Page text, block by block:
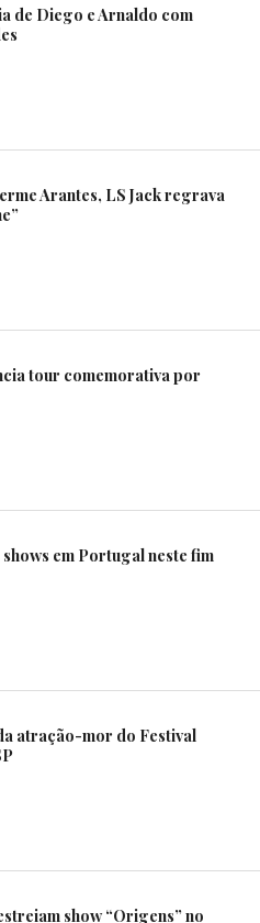
de Diego e Arnaldo com
Arantes, LS Jack regrava
tour comemorativa por
em Portugal neste fim
atração-mor do Festival
show “Origens” no